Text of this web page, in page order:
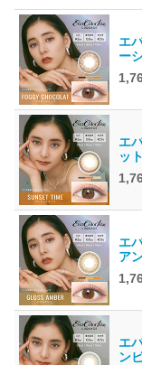
エ
ー
エ
ッ
エ
ア
エ
ン